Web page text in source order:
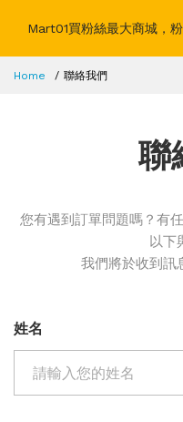
Mart01買粉絲最大商城，
Home 聯絡我們
聯
您有遇到訂單問題嗎？有
以下
我們將於收到訊
姓名